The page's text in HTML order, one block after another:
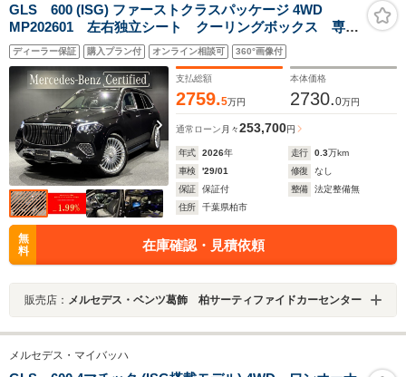
GLS 600 (ISG) ファーストクラスパッケージ 4WD
MP202601 左右独立シート クーリングボックス 専用
シャンパングラス格納
ディーラー保証 購入プラン付 オンライン相談可 360°画像付
支払総額
2759.5万円
本体価格
2730.0万円
通常ローン 月々253,700円
年式 2026年 走行 0.3万km
車検
'29/01 修復
なし
保証
保証付 整備
法定整備無
住所
千葉県柏市
無
料
在庫確認・見積依頼
販売店： メルセデス・ベンツ葛飾 柏サーティファイドカーセンター
メルセデス・マイバッハ